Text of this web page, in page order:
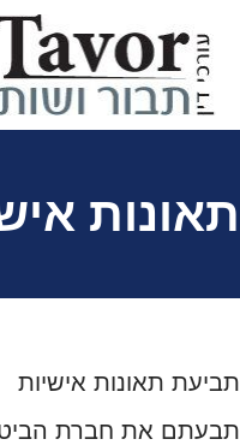
תאונות
תביעת תאונות אישיות
תבעתם את חברת